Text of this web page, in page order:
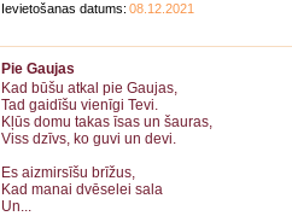
Ievietošanas datums: 08.12.2021
Pie Gaujas
Kad būšu atkal pie Gaujas,
Tad gaidīšu vienīgi Tevi.
Kļūs domu takas īsas un šauras,
Viss dzīvs, ko guvi un devi.
Es aizmirsīšu brīžus,
Kad manai dvēselei sala
Un...